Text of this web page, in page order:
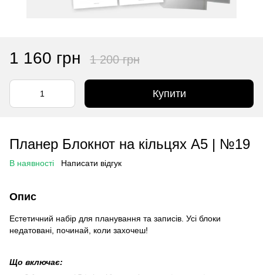
1 160 грн 1 200 грн
Купити
Планер Блокнот на кільцях А5 | №19
В наявності Написати відгук
Опис
Естетичний набір для планування та записів. Усі блоки
недатовані, починай, коли захочеш!
Що включає: